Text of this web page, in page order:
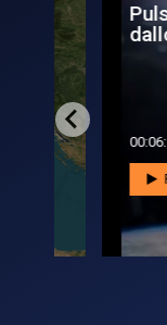
dallo
00:06:17
Play